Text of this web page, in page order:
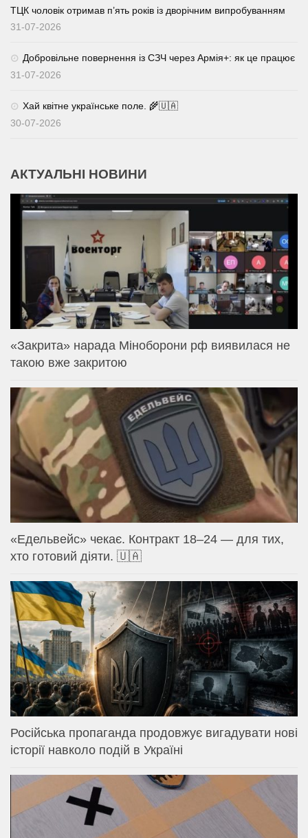
ТЦК чоловік отримав п’ять років із дворічним випробуванням
31-07-2026
Добровільне повернення із СЗЧ через Армія+: як це працює
31-07-2026
Хай квітне українське поле. 🌾🇺🇦
30-07-2026
АКТУАЛЬНІ НОВИНИ
«Закрита» нарада Міноборони рф виявилася не
такою вже закритою
«Едельвейс» чекає. Контракт 18–24 — для тих,
хто готовий діяти. 🇺🇦
Російська пропаганда продовжує вигадувати нові
історії навколо подій в Україні